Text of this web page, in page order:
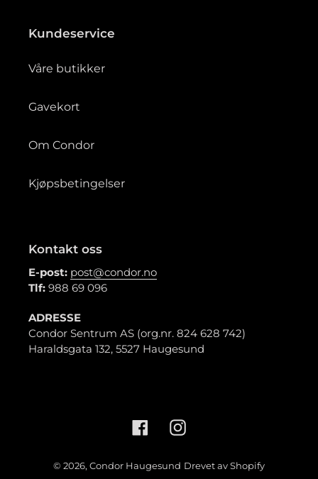
Kundeservice
Våre butikker
Gavekort
Om Condor
Kjøpsbetingelser
Kontakt oss
E-post: post@condor.no
Tlf: 988 69 096
ADRESSE
Condor Sentrum AS (org.nr. 824 628 742)
Haraldsgata 132, 5527 Haugesund
FacebookInstagram
© 2026, Condor Haugesund Drevet av Shopify